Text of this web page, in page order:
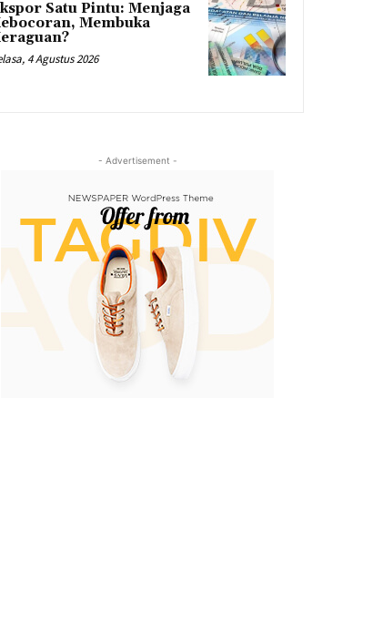
Satu Pintu: Menjaga
Membuka
4 Agustus 2026
- Advertisement -